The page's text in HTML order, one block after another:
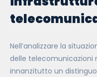
Nell’analizzare la
delle telecomunicazioni
innanzitutto un